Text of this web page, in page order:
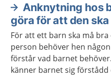
Anknytning hos
göra för att den
För att ett barn ska må
person behöver hen
förstår vad barnet
känner barnet sig förstådd